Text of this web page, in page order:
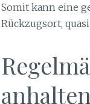
Somit kann eine
Rückzugsort,